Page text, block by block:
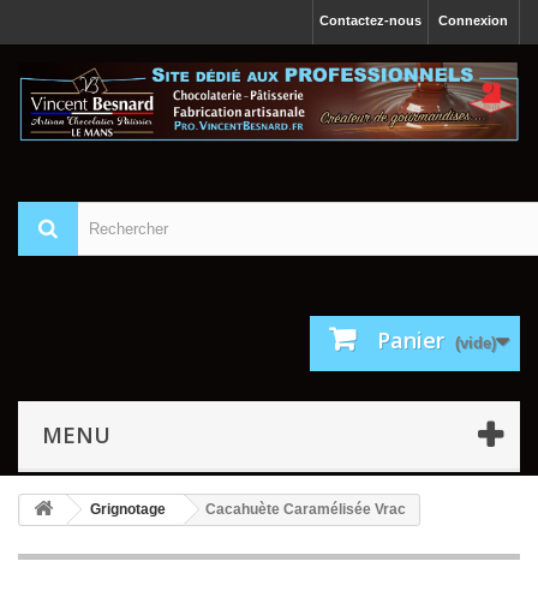
Connexion
Contactez-nous
Panier (vide)
MENU
Grignotage Cacahuète Caramélisée Vrac